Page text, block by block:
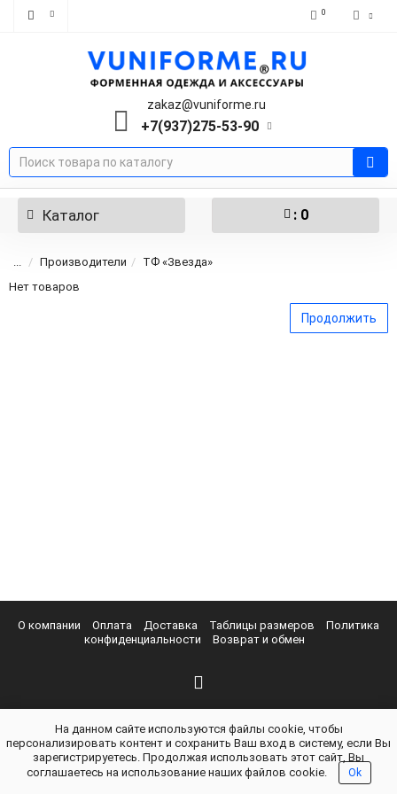
0
zakaz@vuniforme.ru
+7(937)275-53-90
Каталог : 0
... Производители
ТФ «Звезда»
Нет товаров
Продолжить
О компании Оплата Доставка Таблицы размеров
Политика
конфиденциальности
Возврат и обмен
vuniforme.ru - Магазин «В УНИФОРМЕ» © 2026
На данном сайте используются файлы cookie, чтобы
персонализировать контент и сохранить Ваш вход в систему, если Вы
зарегистрируетесь. Продолжая использовать этот сайт, Вы
соглашаетесь на использование наших файлов cookie.
Ok